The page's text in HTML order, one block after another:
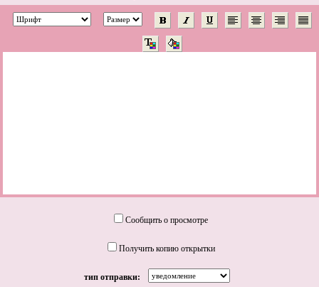
Сообщить о просмотре
Получить копию открытки
тип отправки: